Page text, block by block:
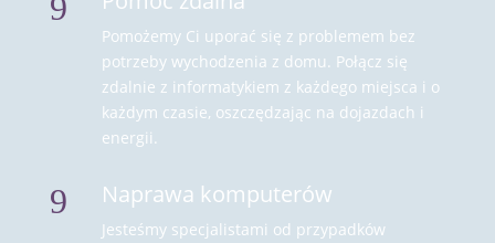
Pomożemy Ci uporać się z problemem bez
potrzeby wychodzenia z domu. Połącz się
zdalnie z informatykiem z każdego miejsca i o
każdym czasie, oszczędzając na dojazdach i
energii.
9 Naprawa komputerów
Jesteśmy specjalistami od przypadków